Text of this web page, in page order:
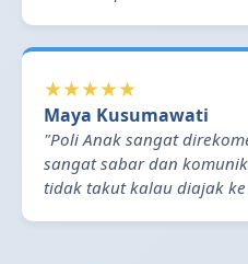
★★★★★
Maya Kusumawati
"Poli Anak sangat
sangat sabar dan
tidak takut kalau diajak